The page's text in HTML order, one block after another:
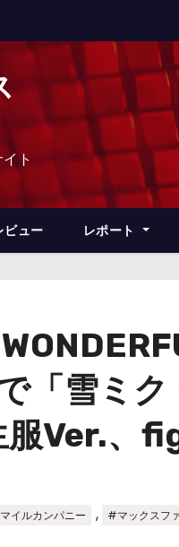
ト
ビュー レポート
「雪ミク
Ver.、
イルカンパニー , #マックスフ